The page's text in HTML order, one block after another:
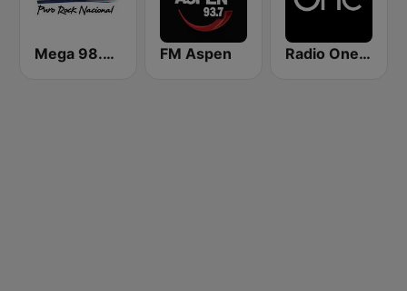
Mega 98.3 FM FM Aspen Radio One 103.7